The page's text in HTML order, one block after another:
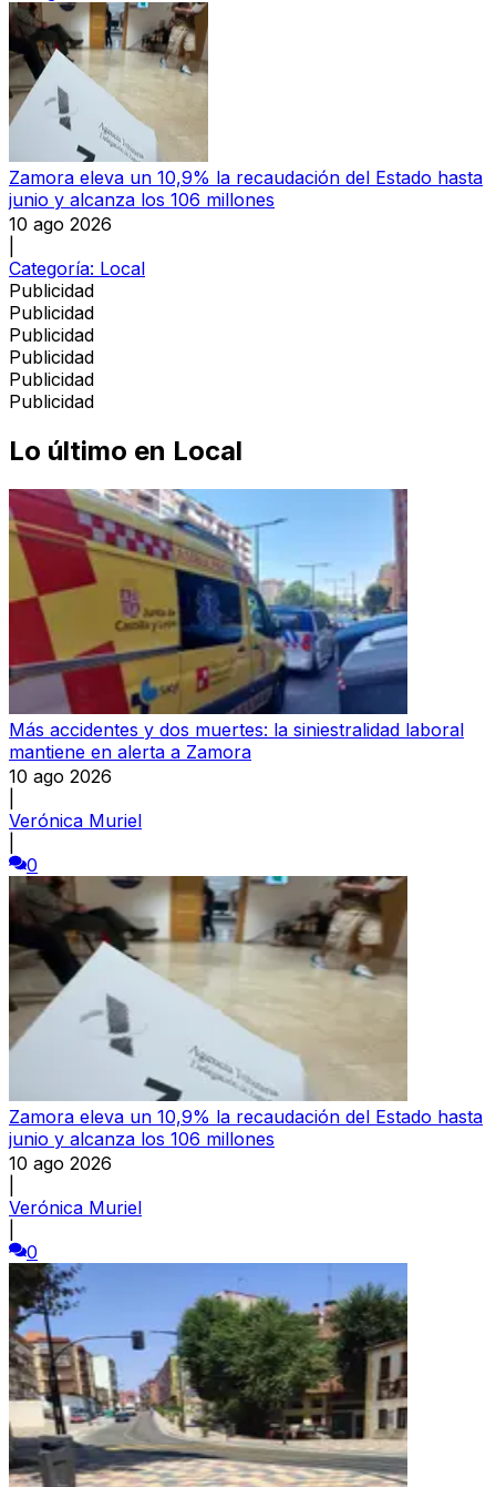
Zamora eleva un 10,9% la recaudación del Estado hasta
junio y alcanza los 106 millones
10 ago 2026
Categoría: Local
Publicidad
Publicidad
Publicidad
Publicidad
Publicidad
Publicidad
Lo último en Local
Más accidentes y dos muertes: la siniestralidad laboral
mantiene en alerta a Zamora
10 ago 2026
Verónica Muriel
0
Zamora eleva un 10,9% la recaudación del Estado hasta
junio y alcanza los 106 millones
10 ago 2026
Verónica Muriel
0